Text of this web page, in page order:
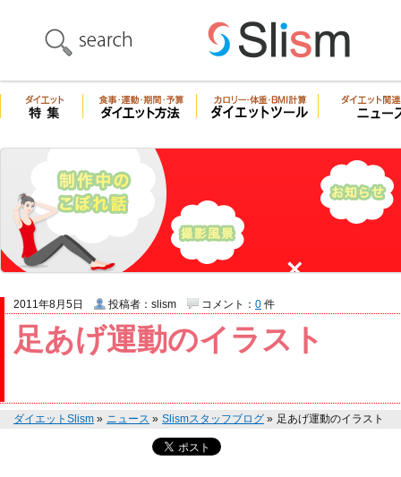
足あげ運動のイラスト
2011年8月5日 投稿者：slism コメント： 0 件
ダイエットSlism » ニュース » Slismスタッフブログ » 足あげ運動のイラスト